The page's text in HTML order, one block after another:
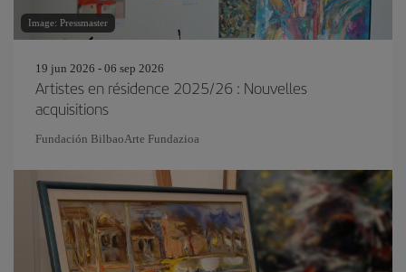
Image: Pressmaster
19 jun 2026 - 06 sep 2026
Artistes en résidence 2025/26 : Nouvelles
acquisitions
Fundación BilbaoArte Fundazioa